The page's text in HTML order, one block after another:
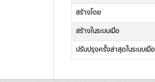
สร้างโดย
สร้างในระบบเมื่อ
ปรับปรุงครั้งล่าสุดในระบบเมื่อ